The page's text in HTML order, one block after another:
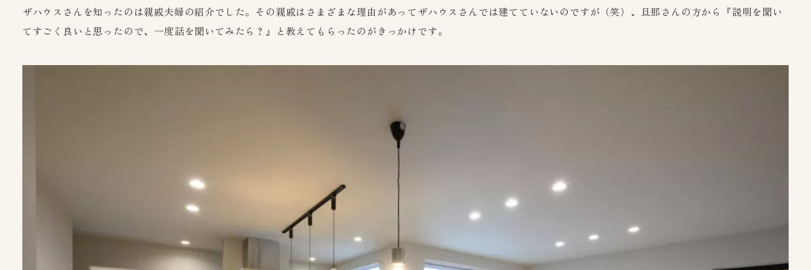
ザハウスさんを知ったのは親戚夫婦の紹介でした。その親戚はさまざまな理由があってザハウスさんでは建てていないのですが（笑）、旦那さんの方から『説明を聞い
てすごく良いと思ったので、一度話を聞いてみたら？』と教えてもらったのがきっかけです。